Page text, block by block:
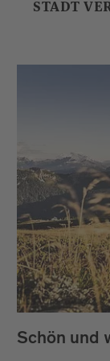
STADT
Schön und